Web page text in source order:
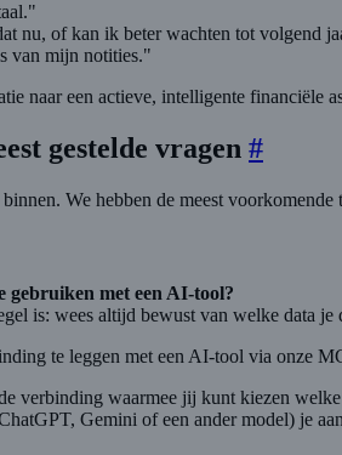
nu, of kan ik beter wachten tot volgend
van mijn notities."
naar een actieve, intelligente financiële
gestelde vragen #
We hebben de meest
gebruiken met een AI-tool?
is: wees altijd bewust van welke data je
te leggen met een AI-tool via onze
verbinding waarmee jij kunt kiezen
Gemini of een ander model) je